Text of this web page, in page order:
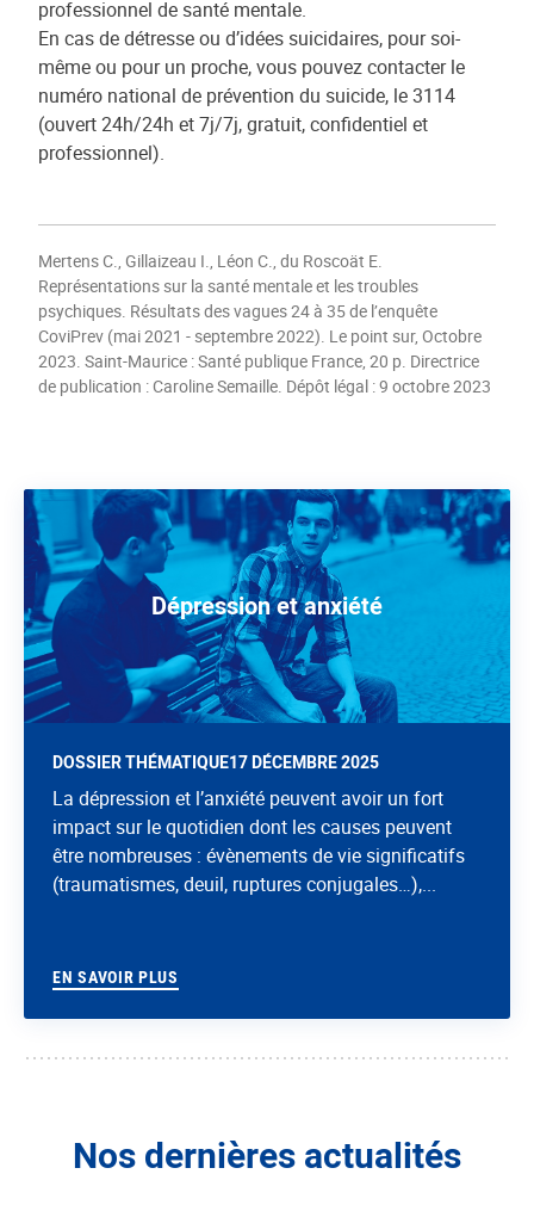
professionnel de santé mentale.
En cas de détresse ou d’idées suicidaires, pour soi-
même ou pour un proche, vous pouvez contacter le
numéro national de prévention du suicide, le 3114
(ouvert 24h/24h et 7j/7j, gratuit, confidentiel et
professionnel).
Mertens C., Gillaizeau I., Léon C., du Roscoät E.
Représentations sur la santé mentale et les troubles
psychiques. Résultats des vagues 24 à 35 de l’enquête
CoviPrev (mai 2021 - septembre 2022). Le point sur, Octobre
2023. Saint-Maurice : Santé publique France, 20 p. Directrice
de publication : Caroline Semaille. Dépôt légal : 9 octobre 2023
Dépression et anxiété
DOSSIER THÉMATIQUE17 DÉCEMBRE 2025
La dépression et l’anxiété peuvent avoir un fort
impact sur le quotidien dont les causes peuvent
être nombreuses : évènements de vie significatifs
(traumatismes, deuil, ruptures conjugales…),...
EN SAVOIR PLUS
Nos dernières actualités